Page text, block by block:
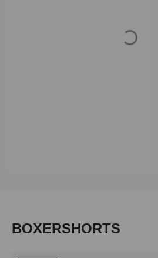
Loading...
Produktgalerie überspringen
BOXERSHORTS